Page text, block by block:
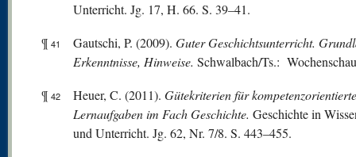
Unterricht. Jg. 17, H. 66. S. 39–41.
¶ 41 Gautschi, P. (2009). Guter Geschichtsunterricht.
Erkenntnisse, Hinweise. Schwalbach/Ts.:
¶ 42 Heuer, C. (2011). Gütekriterien für kompetenzorientierte
Lernaufgaben im Fach Geschichte. Geschichte in
und Unterricht. Jg. 62, Nr. 7/8. S. 443–455.